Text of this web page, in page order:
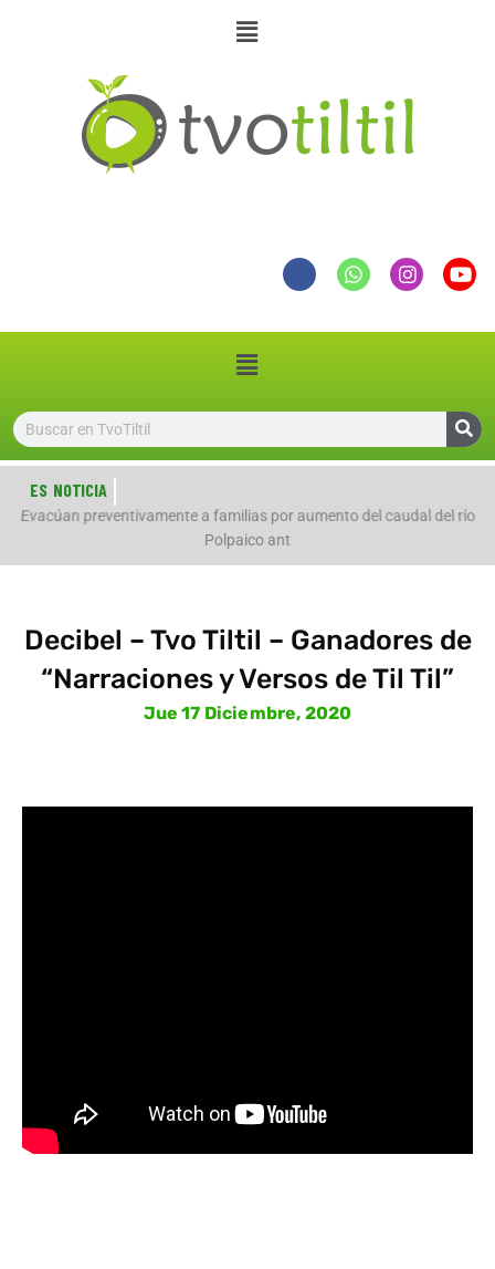
ES NOTICIA
Evacúan preventivamente a familias por aumento del caudal del río
Polpaico ant
Decibel – Tvo Tiltil – Ganadores de
“Narraciones y Versos de Til Til”
Jue 17 Diciembre, 2020